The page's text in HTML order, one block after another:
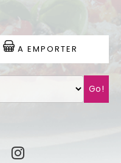
A EMPORTER
Go!